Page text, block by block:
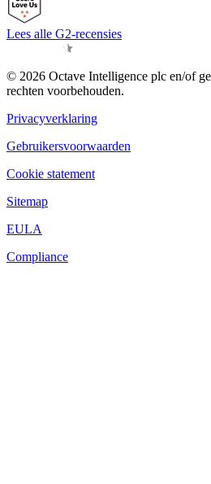
Lees alle G2-recensies
© 2026 Octave Intelligence plc en/of
rechten voorbehouden.
Privacyverklaring
Gebruikersvoorwaarden
Cookie statement
Sitemap
EULA
Compliance